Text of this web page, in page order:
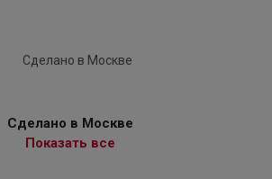
Сделано в Москве
Показать все